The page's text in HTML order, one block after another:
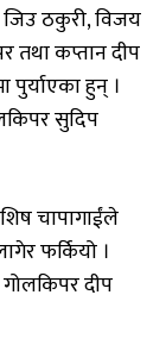
ठकुरी, विजय
कप्तान दीप
पुर्याएका हुन् ।
सुदिप
चापागाईंले
फर्कियो ।
गोलकिपर दीप